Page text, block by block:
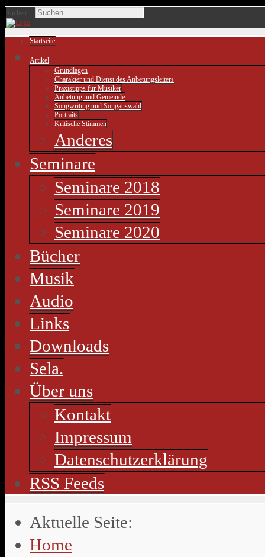
Suchen ...
Startseite
Artikel
Grundlagen
Charakter und Dienst des Anbetungsleiters
Praxistipps für Musiker
Anbetung und Gemeinde
Songwriting und Songauswahl
Portraits
Kritische Stimmen
Anderes
Seminare
Seminare 2018
Seminare 2019
Seminare 2020
Bücher
Musik
Audio
Links
Downloads
Sela.
Über uns
Kontakt
Impressum
Datenschutzerklärung
RSS Feeds
Aktuelle Seite:
Home